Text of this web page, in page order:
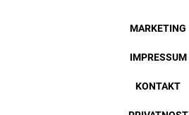
MARKETING
IMPRESSUM
KONTAKT